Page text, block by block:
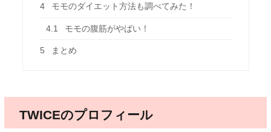
4 モモのダイエット方法も調べてみた！
4.1 モモの腹筋がやばい！
5 まとめ
TWICEのプロフィール